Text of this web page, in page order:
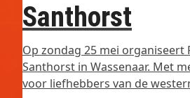
Santhorst
Op zondag 25 mei
Santhorst in Wassenaar. Met
voor liefhebbers van de